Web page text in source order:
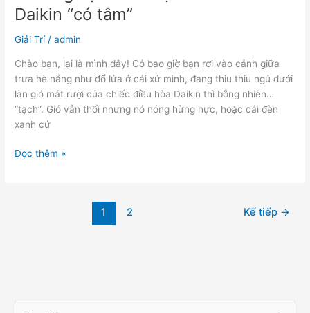
Daikin “có tâm”
Giải Trí/admin
Chào bạn, lại là mình đây! Có bao giờ bạn rơi vào cảnh giữa
trưa hè nắng như đổ lửa ở cái xứ mình, đang thiu thiu ngủ dưới
làn gió mát rượi của chiếc điều hòa Daikin thì bỗng nhiên…
“tạch”. Gió vẫn thổi nhưng nó nóng hừng hực, hoặc cái đèn
xanh cứ
Đọc thêm »
1 2 Kế tiếp →